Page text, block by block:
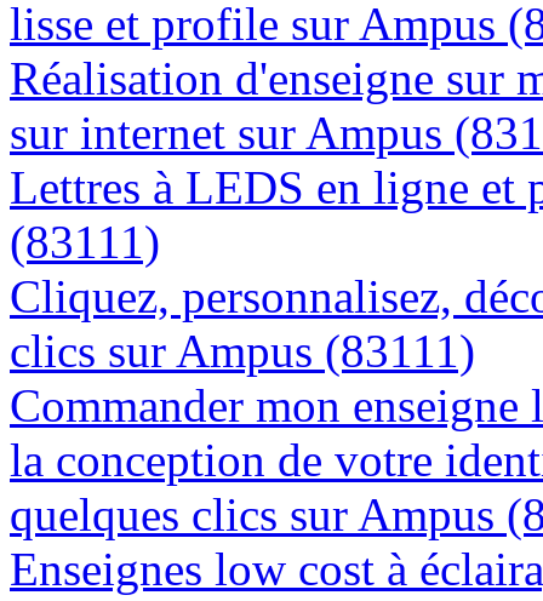
lisse et profile sur Ampus
Réalisation d'enseigne sur
sur internet sur Ampus
Lettres à LEDS en ligne et
(83111)
Cliquez, personnalisez,
clics sur Ampus (83111)
Commander mon
la conception de votre
quelques clics sur Ampus
Enseignes low cost à